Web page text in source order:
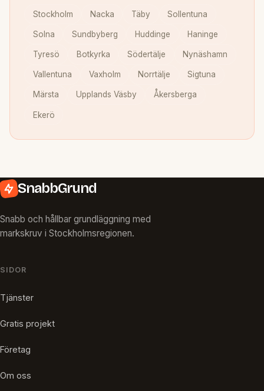
Stockholm Nacka Täby Sollentuna
Solna Sundbyberg Huddinge Haninge
Tyresö Botkyrka Södertälje Nynäshamn
Vallentuna Vaxholm Norrtälje Sigtuna
Märsta Upplands Väsby Åkersberga
Ekerö
SnabbGrund
Snabb och hållbar grundläggning med
markskruv i Stockholmsregionen.
SIDOR
Tjänster
Gratis projekt
Företag
Om oss